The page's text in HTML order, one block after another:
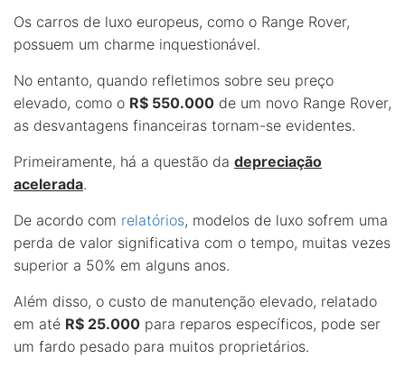
Os carros de luxo europeus, como o Range Rover,
possuem um charme inquestionável.
No entanto, quando refletimos sobre seu preço
elevado, como o R$ 550.000 de um novo Range Rover,
as desvantagens financeiras tornam-se evidentes.
Primeiramente, há a questão da depreciação
acelerada.
De acordo com relatórios, modelos de luxo sofrem uma
perda de valor significativa com o tempo, muitas vezes
superior a 50% em alguns anos.
Além disso, o custo de manutenção elevado, relatado
em até R$ 25.000 para reparos específicos, pode ser
um fardo pesado para muitos proprietários.